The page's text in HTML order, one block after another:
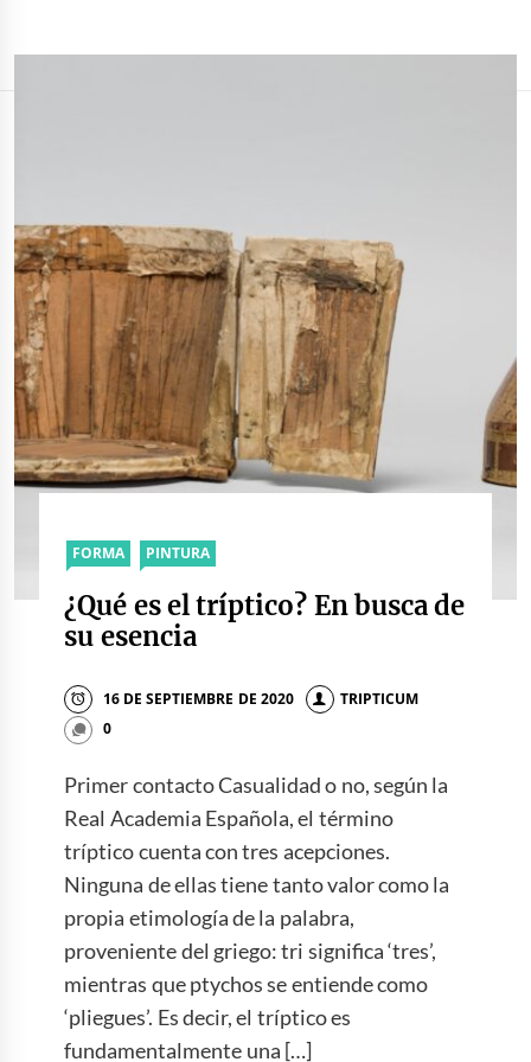
FORMA PINTURA
¿Qué es el tríptico? En busca de
su esencia
16 DE SEPTIEMBRE DE 2020
TRIPTICUM
0
Primer contacto Casualidad o no, según la
Real Academia Española, el término
tríptico cuenta con tres acepciones.
Ninguna de ellas tiene tanto valor como la
propia etimología de la palabra,
proveniente del griego: tri significa ‘tres’,
mientras que ptychos se entiende como
‘pliegues’. Es decir, el tríptico es
fundamentalmente una […]